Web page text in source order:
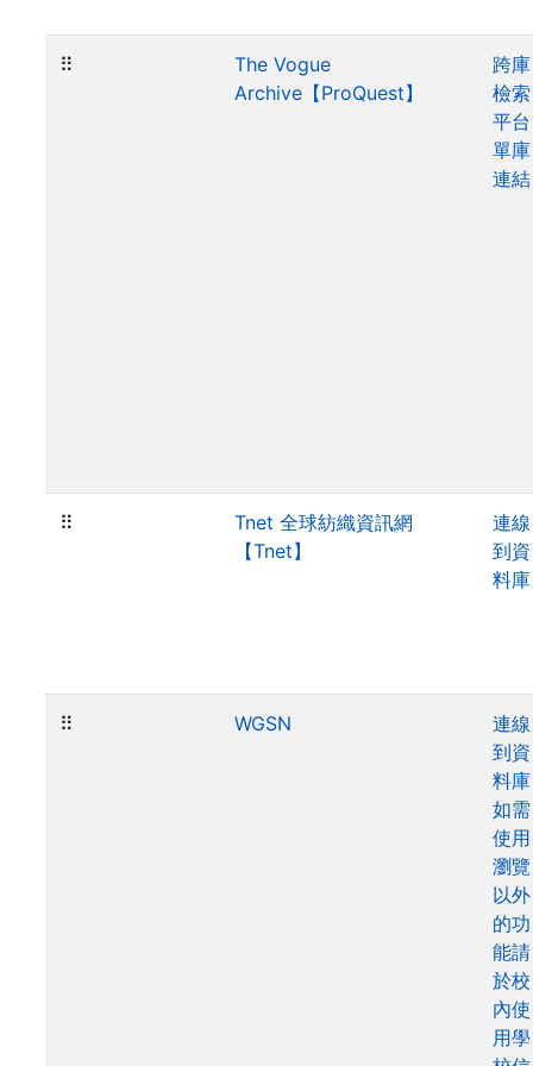
⠿
The Vogue
Archive【ProQuest】
跨庫
檢索
平台
單庫
連結
⠿
Tnet 全球紡織資訊網
【Tnet】
連線
到資
料庫
⠿ WGSN
連線
到資
料庫
如需
使用
瀏覽
以外
的功
能請
於校
內使
用學